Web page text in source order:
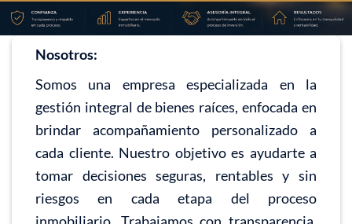
Nosotros:
Somos una empresa especializada en la
gestión integral de bienes raíces, enfocada en
brindar acompañamiento personalizado a
cada cliente. Nuestro objetivo es ayudarte a
tomar decisiones seguras, rentables y sin
riesgos en cada etapa del proceso